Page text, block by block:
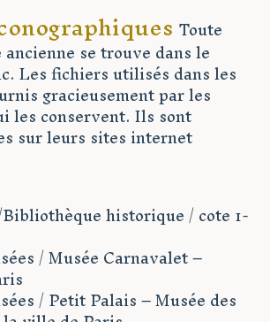
Toute
se trouve dans le
Les fichiers utilisés dans les
gracieusement par les
les conservent. Ils sont
sur leurs sites internet
historique / cote 1-
/ Musée Carnavalet –
/ Petit Palais – Musée des